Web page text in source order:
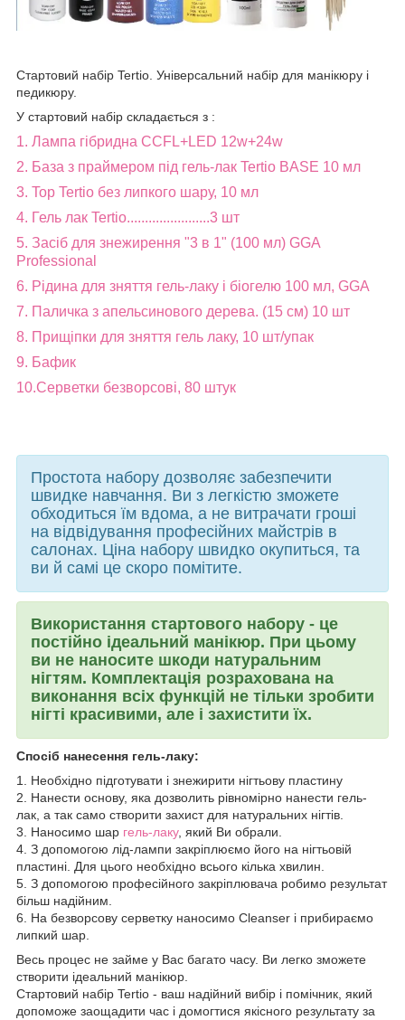
Стартовий набір Tertio. Універсальний набір для манікюру і
педикюру.
У стартовий набір складається з :
1. Лампа гібридна CCFL+LED 12w+24w
2. База з праймером під гель-лак Tertio BASE 10 мл
3. Top Tertio без липкого шару, 10 мл
4. Гель лак Tertio.......................3 шт
5. Засіб для знежирення "3 в 1" (100 мл) GGA
Professional
6. Рідина для зняття гель-лаку і біогелю 100 мл, GGA
7. Паличка з апельсинового дерева. (15 см) 10 шт
8. Прищіпки для зняття гель лаку, 10 шт/упак
9. Бафик
10.Серветки безворсові, 80 штук
Простота набору дозволяє забезпечити
швидке навчання. Ви з легкістю зможете
обходиться їм вдома, а не витрачати гроші
на відвідування професійних майстрів в
салонах. Ціна набору швидко окупиться, та
ви й самі це скоро помітите.
Використання стартового набору - це
постійно ідеальний манікюр. При цьому
ви не наносите шкоди натуральним
нігтям. Комплектація розрахована на
виконання всіх функцій не тільки зробити
нігті красивими, але і захистити їх.
Спосіб нанесення гель-лаку:
1. Необхідно підготувати і знежирити нігтьову пластину
2. Нанести основу, яка дозволить рівномірно нанести гель-
лак, а так само створити захист для натуральних нігтів.
3. Наносимо шар гель-лаку, який Ви обрали.
4. З допомогою лід-лампи закріплюємо його на нігтьовій
пластині. Для цього необхідно всього кілька хвилин.
5. З допомогою професійного закріплювача робимо результат
більш надійним.
6. На безворсову серветку наносимо Cleanser і прибираємо
липкий шар.
Весь процес не займе у Вас багато часу. Ви легко зможете
створити ідеальний манікюр.
Стартовий набір Tertio - ваш надійний вибір і помічник, який
допоможе заощадити час і домогтися якісного результату за